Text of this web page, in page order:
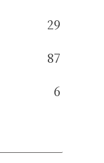
29
87
6